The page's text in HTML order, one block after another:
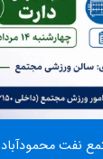
نفت محمودآباد